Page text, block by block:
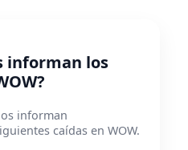
informan los
informan
caídas en WOW.